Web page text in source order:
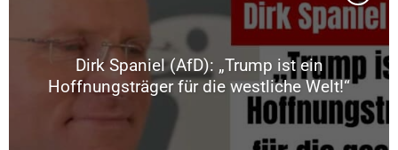
Dirk Spaniel (AfD): „Trump ist ein
Hoffnungsträger für die westliche Welt!“